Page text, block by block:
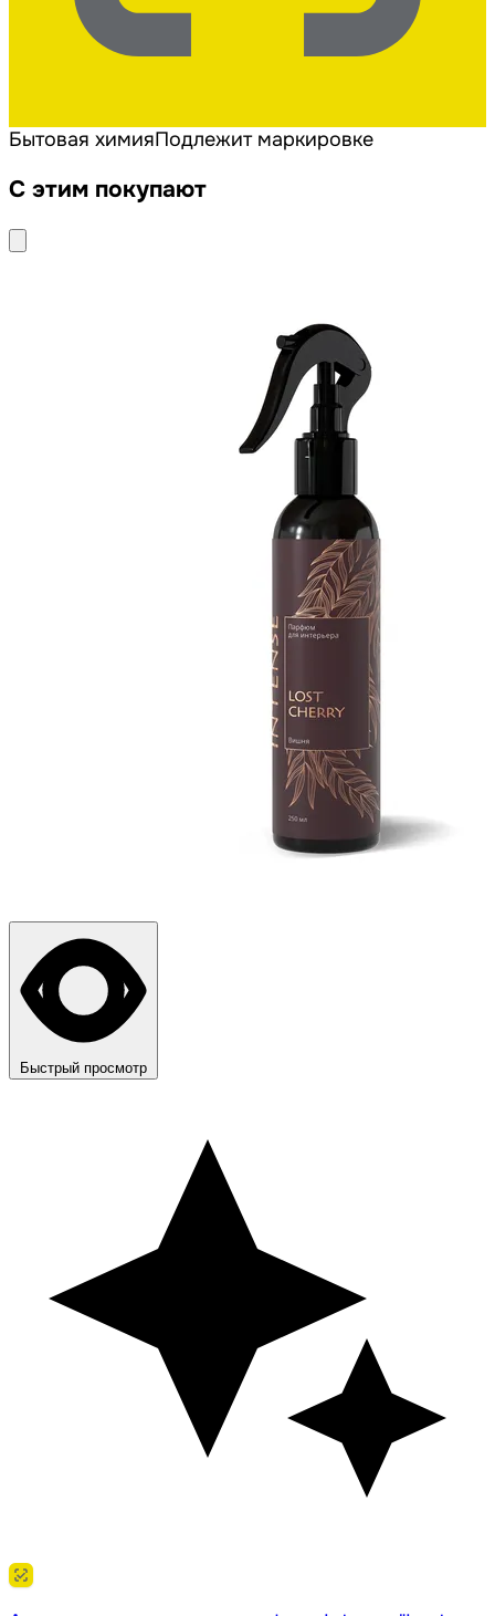
Бытовая химияПодлежит маркировке
С этим покупают
Быстрый просмотр